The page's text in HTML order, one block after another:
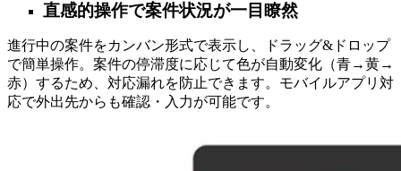
直感的操作で案件状況が一目瞭然
進行中の案件をカンバン形式で表示し、ドラッグ&ドロップ
で簡単操作。案件の停滞度に応じて色が自動変化（青→黄→
赤）するため、対応漏れを防止できます。モバイルアプリ対
応で外出先からも確認・入力が可能です。